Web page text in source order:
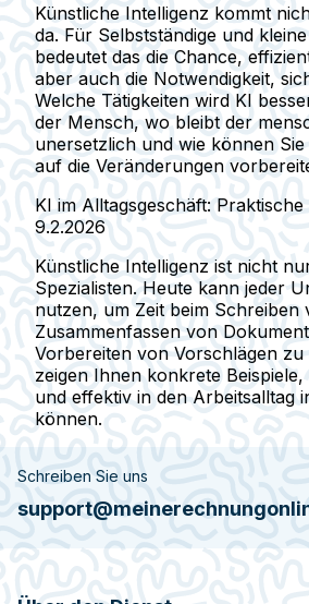
Künstliche Intelligenz kommt
da. Für Selbstständige und
bedeutet das die Chance,
aber auch die Notwendigkeit,
Welche Tätigkeiten wird KI
der Mensch, wo bleibt der
unersetzlich und wie können
auf die Veränderungen
KI im Alltagsgeschäft: Praktische
9.2.2026
Künstliche Intelligenz ist nicht
Spezialisten. Heute kann jeder
nutzen, um Zeit beim Schreiben
Zusammenfassen von
Vorbereiten von Vorschlägen zu
zeigen Ihnen konkrete
und effektiv in den Arbeitsalltag
können.
Schreiben Sie uns